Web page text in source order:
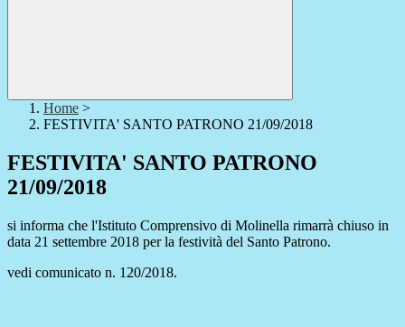
Home >
FESTIVITA' SANTO PATRONO 21/09/2018
FESTIVITA' SANTO PATRONO
21/09/2018
si informa che l'Istituto Comprensivo di Molinella rimarrà chiuso in
data 21 settembre 2018 per la festività del Santo Patrono.
vedi comunicato n. 120/2018.